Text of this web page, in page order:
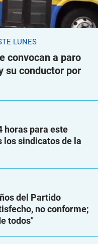
LUNES
convocan a paro
su conductor por
horas para este
los sindicatos de la
del Partido
no conforme;
todos"